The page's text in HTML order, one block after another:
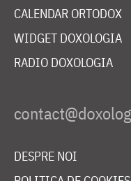
CALENDAR ORTODOX
WIDGET DOXOLOGIA
RADIO DOXOLOGIA
DESPRE NOI